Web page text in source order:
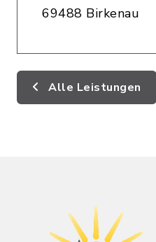
69488 Birkenau
Alle Leistungen